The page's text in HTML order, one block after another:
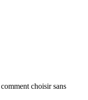
choisir sans